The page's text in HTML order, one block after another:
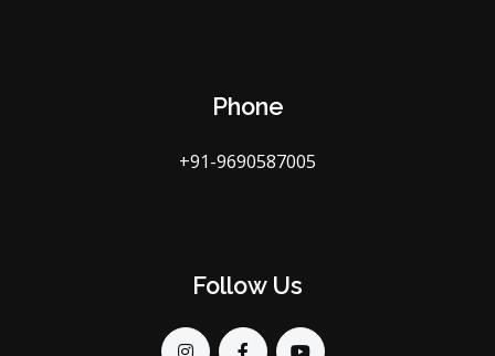
Phone
+91-9690587005
Follow Us